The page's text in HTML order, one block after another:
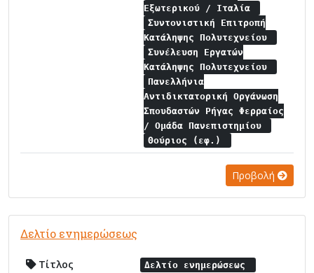
Εξωτερικού / Ιταλία
Συντονιστική Επιτροπή
Κατάληψης Πολυτεχνείου
Συνέλευση Εργατών
Κατάληψης Πολυτεχνείου
Πανελλήνια
Αντιδικτατορική Οργάνωση
Σπουδαστών Ρήγας Φερραίος
/ Ομάδα Πανεπιστημίου
Θούριος (εφ.)
Προβολή
Δελτίο ενημερώσεως
Τίτλος Δελτίο ενημερώσεως